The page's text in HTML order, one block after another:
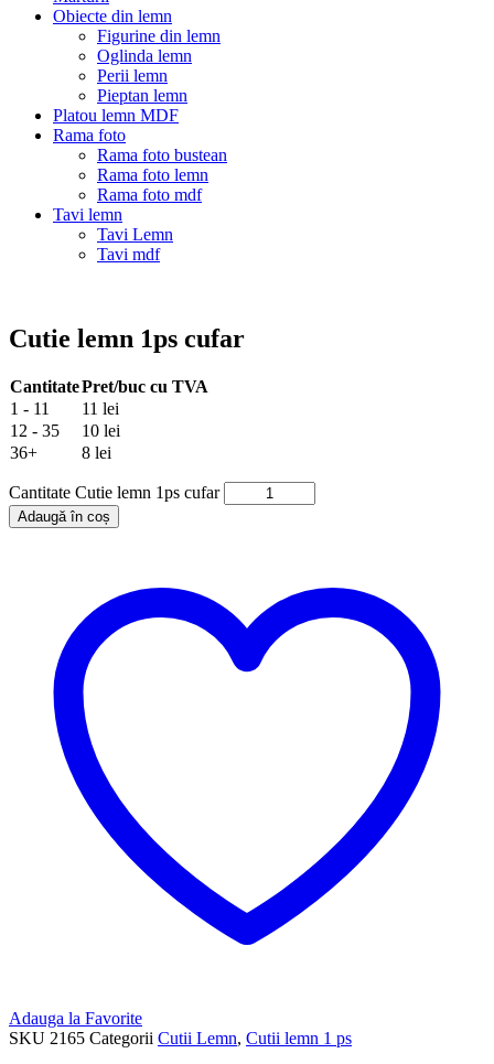
Obiecte din lemn
Figurine din lemn
Oglinda lemn
Perii lemn
Pieptan lemn
Platou lemn MDF
Rama foto
Rama foto bustean
Rama foto lemn
Rama foto mdf
Tavi lemn
Tavi Lemn
Tavi mdf
Cutie lemn 1ps cufar
CantitatePret/buc cu TVA
1 - 11
11 lei
12 - 35
10 lei
36+
8 lei
Cantitate Cutie lemn 1ps cufar
Adaugă în coș
Adauga la Favorite
SKU 2165 Categorii Cutii Lemn, Cutii lemn 1 ps